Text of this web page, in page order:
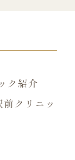
ク紹介
クリニッ